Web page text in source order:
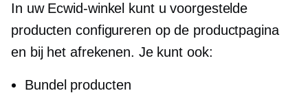
In uw Ecwid-winkel kunt u voorgestelde
producten configureren op de productpagina
en bij het afrekenen. Je kunt ook:
Bundel producten